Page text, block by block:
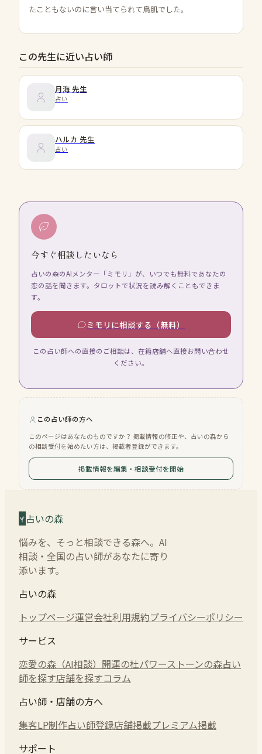
たこともないのに言い当てられて鳥肌でした。
この先生に近い占い師
月海 先生
占い
ハルカ 先生
占い
今すぐ相談したいなら
占いの森のAIメンター「ミモリ」が、いつでも無料であなたの
恋の話を聞きます。タロットで状況を読み解くこともできま
す。
ミモリに相談する（無料）
この占い師への直接のご相談は、在籍店舗へ直接お問い合わせ
ください。
この占い師の方へ
このページはあなたのものですか？ 掲載情報の修正や、占いの森から
の相談受付を始めたい方は、掲載者登録ができます。
掲載情報を編集・相談受付を開始
占いの森
悩みを、そっと相談できる森へ。AI
相談・全国の占い師があなたに寄り
添います。
占いの森
トップページ運営会社利用規約プライバシーポリシー
サービス
恋愛の森（AI相談） 開運の杜パワーストーンの森占い
師を探す店舗を探すコラム
占い師・店舗の方へ
集客LP制作占い師登録店舗掲載プレミアム掲載
サポート